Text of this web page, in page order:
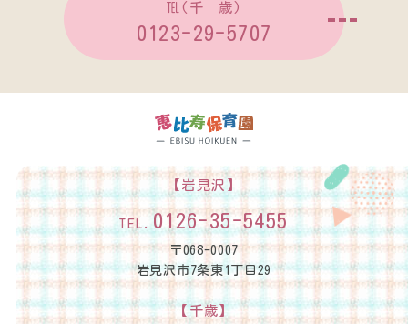
℡(千 歳)
0123-29-5707
【岩見沢】
TEL. 0126-35-5455
〒068-0007
岩見沢市7条東1丁目29
【千歳】